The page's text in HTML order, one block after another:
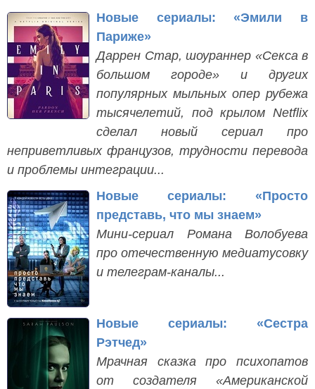
Новые сериалы: «Эмили в
Париже»
Даррен Стар, шоураннер «Секса в
большом городе» и других
популярных мыльных опер рубежа
тысячелетий, под крылом Netflix
сделал новый сериал про
неприветливых французов, трудности перевода
и проблемы интеграции...
Новые сериалы: «Просто
представь, что мы знаем»
Мини-сериал Романа Волобуева
про отечественную медиатусовку
и телеграм-каналы...
Новые сериалы: «Сестра
Рэтчед»
Мрачная сказка про психопатов
от создателя «Американской